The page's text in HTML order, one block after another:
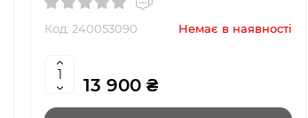
Код: 240053090 Немає в наявності
13 900 ₴